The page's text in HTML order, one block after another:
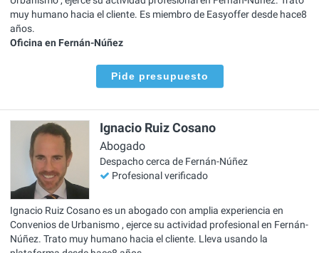
muy humano hacia el cliente. Es miembro de Easyoffer desde hace8
años.
Oficina en Fernán-Núñez
Pide presupuesto
Ignacio Ruiz Cosano
Abogado
Despacho cerca de Fernán-Núñez
Profesional verificado
Ignacio Ruiz Cosano es un abogado con amplia experiencia en
Convenios de Urbanismo , ejerce su actividad profesional en Fernán-
Núñez. Trato muy humano hacia el cliente. Lleva usando la